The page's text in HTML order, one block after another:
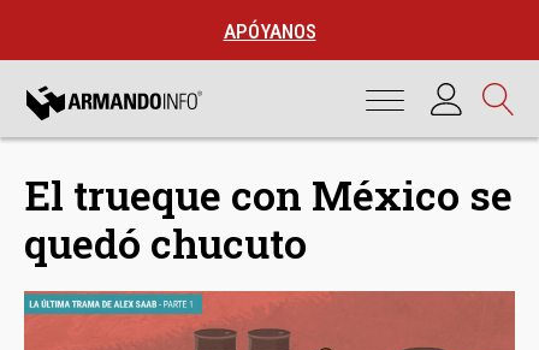
APÓYANOS
El trueque con México se
quedó chucuto